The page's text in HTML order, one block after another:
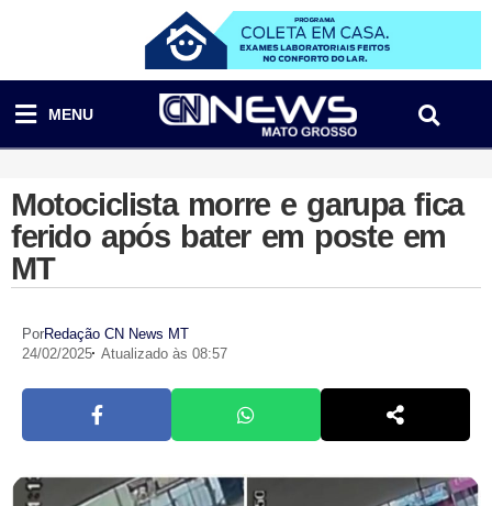
MENU
Motociclista morre e garupa fica
ferido após bater em poste em
MT
PorRedação CN News MT
24/02/2025 Atualizado às 08:57